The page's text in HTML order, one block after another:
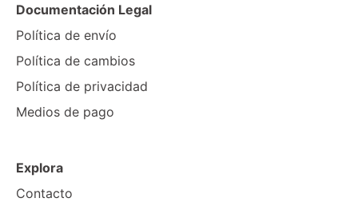
Documentación Legal
Política de envío
Política de cambios
Política de privacidad
Medios de pago
Explora
Contacto